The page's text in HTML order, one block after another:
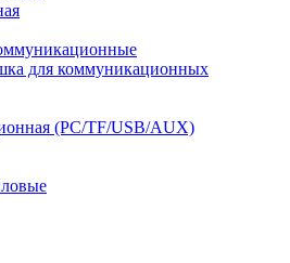
для коммуникационных
(PC/TF/USB/AUX)